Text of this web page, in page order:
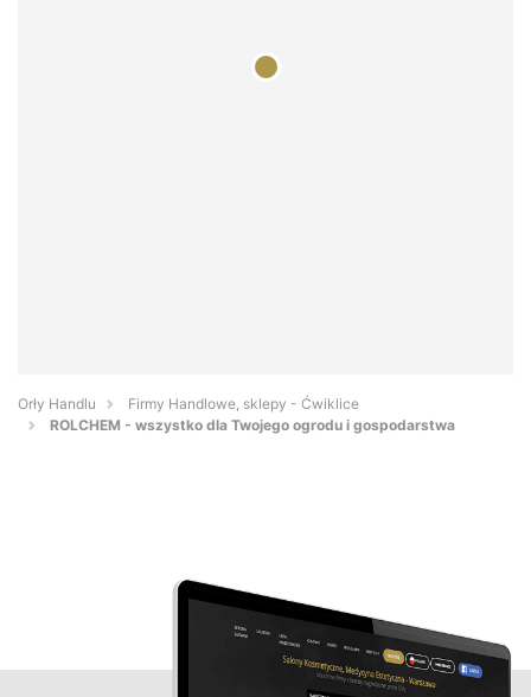
Orły Handlu
Firmy Handlowe, sklepy - Ćwiklice
ROLCHEM - wszystko dla Twojego ogrodu i gospodarstwa